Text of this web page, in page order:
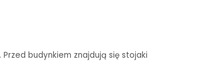
budynkiem znajdują się stojaki